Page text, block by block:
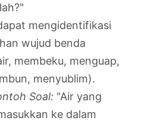
mengidentifikasi
wujud benda
membeku, menguap,
menyublim).
Soal: "Air yang
ke dalam